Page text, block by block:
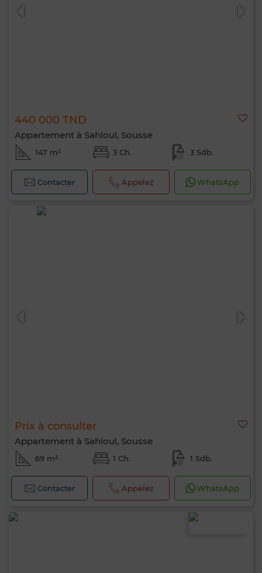
440 000 TND
Appartement à Sahloul, Sousse
147 m² 3 Ch. 3 Sdb.
Contacter Appelez WhatsApp
Prix à consulter
Appartement à Sahloul, Sousse
69 m² 1 Ch. 1 Sdb.
Contacter Appelez WhatsApp